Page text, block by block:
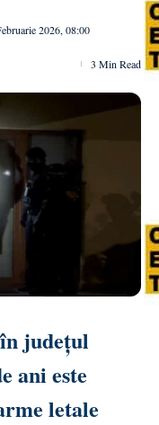
2026, 08:00
3 Min Read
județul
ani este
letale